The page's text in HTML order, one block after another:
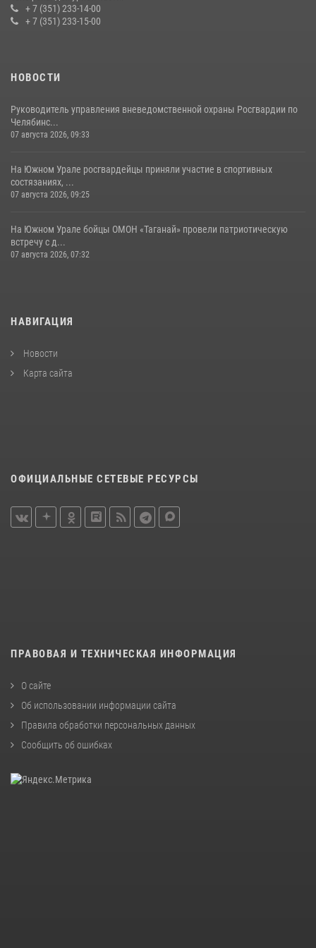
+ 7 (351) 233-14-00
+ 7 (351) 233-15-00
НОВОСТИ
Руководитель управления вневедомственной охраны Росгвардии по
Челябинс...
07 августа 2026, 09:33
На Южном Урале росгвардейцы приняли участие в спортивных
состязаниях, ...
07 августа 2026, 09:25
На Южном Урале бойцы ОМОН «Таганай» провели патриотическую
встречу с д...
07 августа 2026, 07:32
НАВИГАЦИЯ
Новости
Карта сайта
ОФИЦИАЛЬНЫЕ СЕТЕВЫЕ РЕСУРСЫ
ПРАВОВАЯ И ТЕХНИЧЕСКАЯ ИНФОРМАЦИЯ
О сайте
Об использовании информации сайта
Правила обработки персональных данных
Сообщить об ошибках